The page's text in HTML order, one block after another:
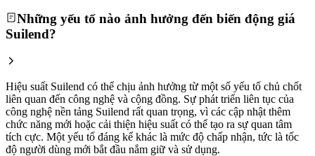
Những yếu tố nào ảnh hưởng đến biến động giá
Suilend?
Hiệu suất Suilend có thể chịu ảnh hưởng từ một số yếu tố chủ chốt
liên quan đến công nghệ và cộng đồng. Sự phát triển liên tục của
công nghệ nền tảng Suilend rất quan trọng, vì các cập nhật thêm
chức năng mới hoặc cải thiện hiệu suất có thể tạo ra sự quan tâm
tích cực. Một yếu tố đáng kể khác là mức độ chấp nhận, tức là tốc
độ người dùng mới bắt đầu nắm giữ và sử dụng.